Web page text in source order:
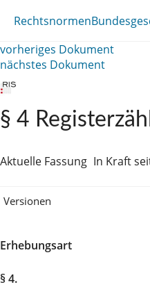
Rechtsnormen
vorheriges Dokument
nächstes Dokument
§ 4
Aktuelle Fassung In Kraft
Versionen
Erhebungsart
§ 4.